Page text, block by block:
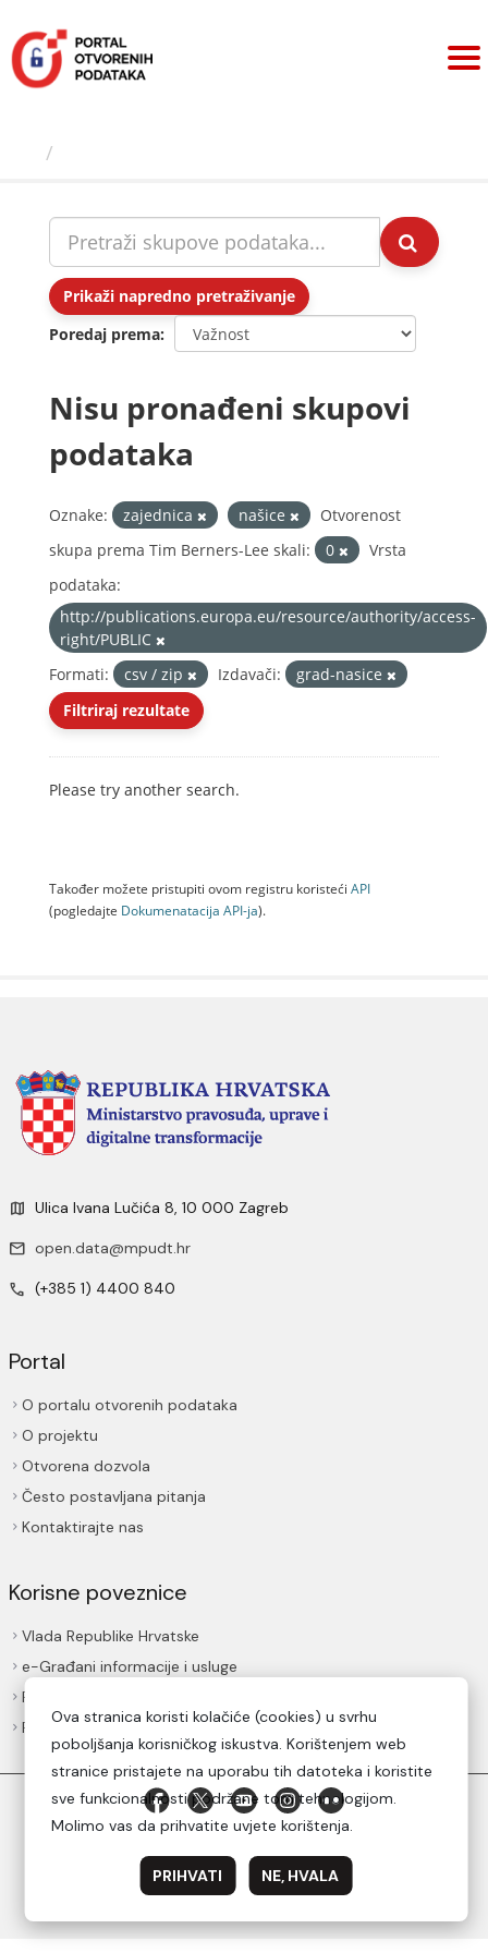
sadržaj
Prikaži napredno pretraživanje
Poredaj prema
Nisu pronađeni skupovi
podataka
Oznake: zajednica našice
Otvorenost
skupa prema Tim Berners-Lee skali:
0
Vrsta
podataka:
http://publications.europa.eu/resource/authority/access-
right/PUBLIC
Formati:
csv / zip Izdavači:
grad-nasice
Filtriraj rezultate
Please try another search.
Također možete pristupiti ovom registru koristeći API
(pogledajte Dokumenаtаcijа API-jа).